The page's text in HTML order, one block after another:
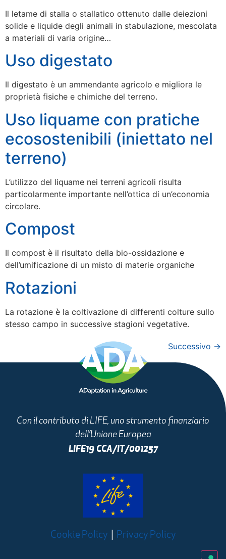
Il letame di stalla o stallatico ottenuto dalle deiezioni
solide e liquide degli animali in stabulazione, mescolata
a materiali di varia origine…
Uso digestato
Il digestato è un ammendante agricolo e migliora le
proprietà fisiche e chimiche del terreno.
Uso liquame con pratiche
ecosostenibili (iniettato nel
terreno)
L’utilizzo del liquame nei terreni agricoli risulta
particolarmente importante nell’ottica di un’economia
circolare.
Compost
Il compost è il risultato della bio-ossidazione e
dell’umificazione di un misto di materie organiche
Rotazioni
La rotazione è la coltivazione di differenti colture sullo
stesso campo in successive stagioni vegetative.
Successivo →
Con il contributo di LIFE, uno strumento finanziario
dell’Unione Europea
LIFE19 CCA/IT/001257
Cookie Policy Privacy Policy